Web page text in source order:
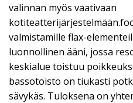
valinnan myös vaativaan
valmistamille flax-
luonnollinen ääni, jossa
keskialue toistuu
bassotoisto on tiukasti
sävykäs. Tuloksena on